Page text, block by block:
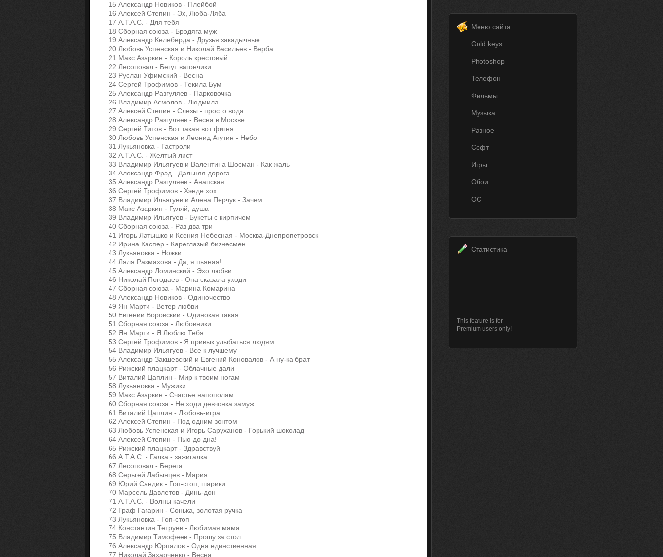
15 Александр Новиков - Плейбой
16 Алексей Степин - Эх, Люба-Ляба
17 А.Т.А.С. - Для тебя
18 Сборная союза - Бродяга муж
19 Александр Келеберда - Друзья закадычные
20 Любовь Успенская и Николай Васильев - Верба
21 Макс Азаркин - Король крестовый
22 Лесоповал - Бегут вагончики
23 Руслан Уфимский - Весна
24 Сергей Трофимов - Текила Бум
25 Александр Разгуляев - Парковочка
26 Владимир Асмолов - Людмила
27 Алексей Степин - Слезы - просто вода
28 Александр Разгуляев - Весна в Москве
29 Сергей Титов - Вот такая вот фигня
30 Любовь Успенская и Леонид Агутин - Небо
31 Лукьяновка - Гастроли
32 А.Т.А.С. - Желтый лист
33 Владимир Ильягуев и Валентина Шосман - Как жаль
34 Александр Фрэд - Дальняя дорога
35 Александр Разгуляев - Анапская
36 Сергей Трофимов - Хэнде хох
37 Владимир Ильягуев и Алена Перчук - Зачем
38 Макс Азаркин - Гуляй, душа
39 Владимир Ильягуев - Букеты с кирпичем
40 Сборная союза - Раз два три
41 Игорь Латышко и Ксения Небесная - Москва-Днепропетровск
42 Ирина Каспер - Кареглазый бизнесмен
43 Лукьяновка - Ножки
44 Ляля Размахова - Да, я пьяная!
45 Александр Ломинский - Эхо любви
46 Николай Погодаев - Она сказала уходи
47 Сборная союза - Марина Комарина
48 Александр Новиков - Одиночество
49 Ян Марти - Ветер любви
50 Евгений Воровский - Одинокая такая
51 Сборная союза - Любовники
52 Ян Марти - Я Люблю Тебя
53 Сергей Трофимов - Я привык улыбаться людям
54 Владимир Ильягуев - Все к лучшему
55 Александр Закшевский и Евгений Коновалов - А ну-ка брат
56 Рижский плацкарт - Облачные дали
57 Виталий Цаплин - Мир к твоим ногам
58 Лукьяновка - Мужики
59 Макс Азаркин - Счастье напополам
60 Сборная союза - Не ходи девчонка замуж
61 Виталий Цаплин - Любовь-игра
62 Алексей Степин - Под одним зонтом
63 Любовь Успенская и Игорь Саруханов - Горький шоколад
64 Алексей Степин - Пью до дна!
65 Рижский плацкарт - Здравствуй
66 А.Т.А.С. - Галка - зажигалка
67 Лесоповал - Берега
68 Серьгей Лабынцев - Мария
69 Юрий Сандик - Гоп-стоп, шарики
70 Марсель Давлетов - Динь-дон
71 А.Т.А.С. - Волны качели
72 Граф Гагарин - Сонька, золотая ручка
73 Лукьяновка - Гоп-стоп
74 Константин Тетруев - Любимая мама
75 Владимир Тимофеев - Прошу за стол
76 Александр Юрпалов - Одна единственная
77 Николай Захарченко - Весна
Меню сайта
Gold keys
Photoshop
Телефон
Фильмы
Музыка
Разное
Софт
Игры
Обои
ОС
Статистика
This feature is for
Premium users only!